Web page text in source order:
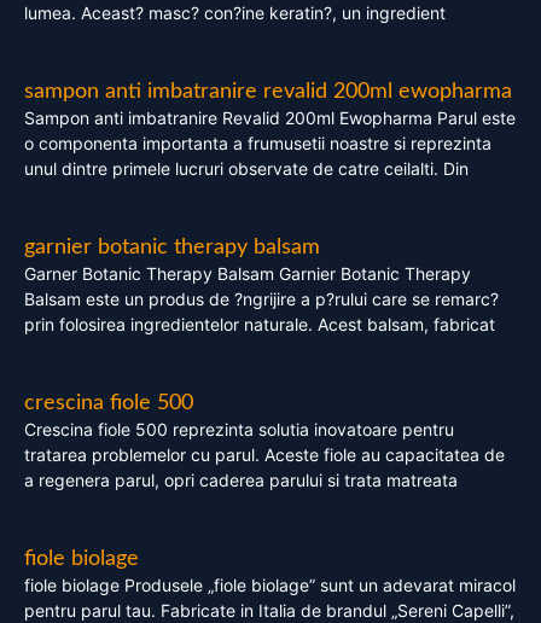
lumea. Aceast? masc? con?ine keratin?, un ingredient
sampon anti imbatranire revalid 200ml ewopharma
Sampon anti imbatranire Revalid 200ml Ewopharma Parul este
o componenta importanta a frumusetii noastre si reprezinta
unul dintre primele lucruri observate de catre ceilalti. Din
garnier botanic therapy balsam
Garner Botanic Therapy Balsam Garnier Botanic Therapy
Balsam este un produs de ?ngrijire a p?rului care se remarc?
prin folosirea ingredientelor naturale. Acest balsam, fabricat
crescina fiole 500
Crescina fiole 500 reprezinta solutia inovatoare pentru
tratarea problemelor cu parul. Aceste fiole au capacitatea de
a regenera parul, opri caderea parului si trata matreata
fiole biolage
fiole biolage Produsele „fiole biolage” sunt un adevarat miracol
pentru parul tau. Fabricate in Italia de brandul „Sereni Capelli”,